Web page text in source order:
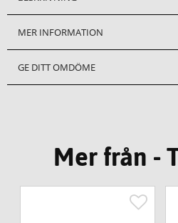
MER INFORMATION
GE DITT OMDÖME
Mer från -